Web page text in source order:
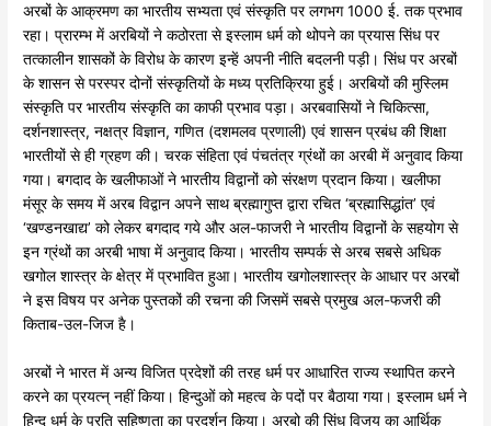
अरबों के आक्रमण का भारतीय सभ्यता एवं संस्कृति पर लगभग 1000 ई. तक प्रभाव
रहा। प्रारम्भ में अरबियों ने कठोरता से इस्लाम धर्म को थोपने का प्रयास सिंध पर
तत्कालीन शासकों के विरोध के कारण इन्हें अपनी नीति बदलनी पड़ी। सिंध पर अरबों
के शासन से परस्पर दोनों संस्कृतियों के मध्य प्रतिक्रिया हुई। अरबियों की मुस्लिम
संस्कृति पर भारतीय संस्कृति का काफी प्रभाव पड़ा। अरबवासियों ने चिकित्सा,
दर्शनशास्त्र, नक्षत्र विज्ञान, गणित (दशमलव प्रणाली) एवं शासन प्रबंध की शिक्षा
भारतीयों से ही ग्रहण की। चरक संहिता एवं पंचतंत्र ग्रंथों का अरबी में अनुवाद किया
गया। बगदाद के खलीफाओं ने भारतीय विद्वानों को संरक्षण प्रदान किया। खलीफा
मंसूर के समय में अरब विद्वान अपने साथ ब्रह्मागुप्त द्वारा रचित ‘ब्रह्मासिद्धांत’ एवं
‘खण्डनखाद्य’ को लेकर बगदाद गये और अल-फाजरी ने भारतीय विद्वानों के सहयोग से
इन ग्रंथों का अरबी भाषा में अनुवाद किया। भारतीय सम्पर्क से अरब सबसे अधिक
खगोल शास्त्र के क्षेत्र में प्रभावित हुआ। भारतीय खगोलशास्त्र के आधार पर अरबों
ने इस विषय पर अनेक पुस्तकों की रचना की जिसमें सबसे प्रमुख अल-फजरी की
किताब-उल-जिज है।
अरबों ने भारत में अन्य विजित प्रदेशों की तरह धर्म पर आधारित राज्य स्थापित करने
करने का प्रयत्न् नहीं किया। हिन्दुओं को महत्व के पदों पर बैठाया गया। इस्लाम धर्म ने
हिन्दू धर्म के प्रति सहिष्णुता का प्रदर्शन किया। अरबो की सिंध विजय का आर्थिक